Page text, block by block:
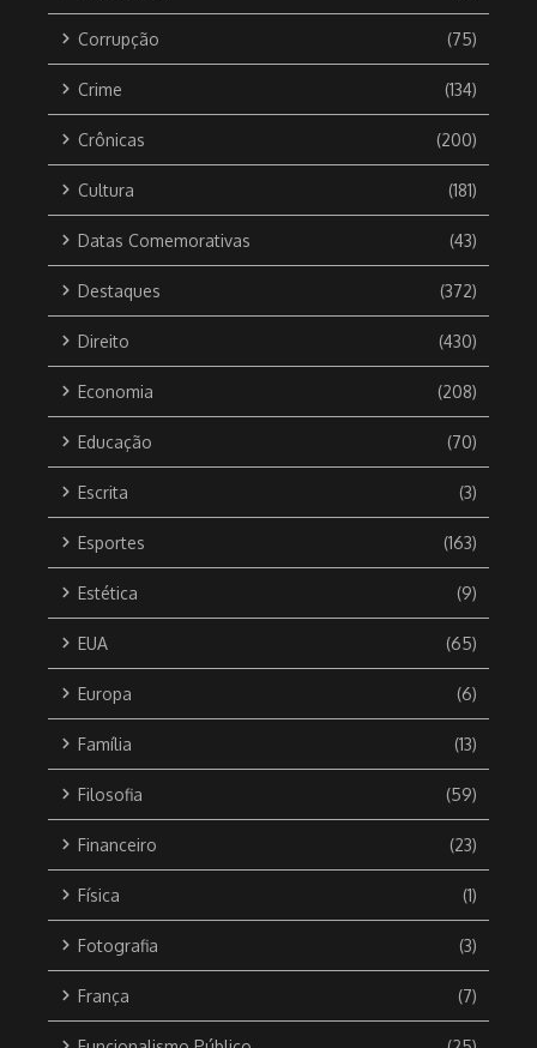
Corrupção (75)
Crime (134)
Crônicas (200)
Cultura (181)
Datas Comemorativas (43)
Destaques (372)
Direito (430)
Economia (208)
Educação (70)
Escrita (3)
Esportes (163)
Estética (9)
EUA (65)
Europa (6)
Família (13)
Filosofia (59)
Financeiro (23)
Física (1)
Fotografia (3)
França (7)